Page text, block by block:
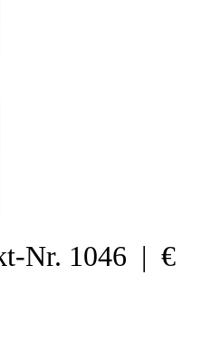
Nr. 1046 | €